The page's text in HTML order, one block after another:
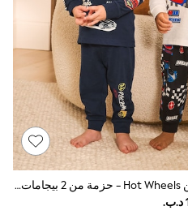
متعدد الألوان من Hot Wheels - حزمة من 2 بيجامات دافئة (9 شهور-9 سنة)